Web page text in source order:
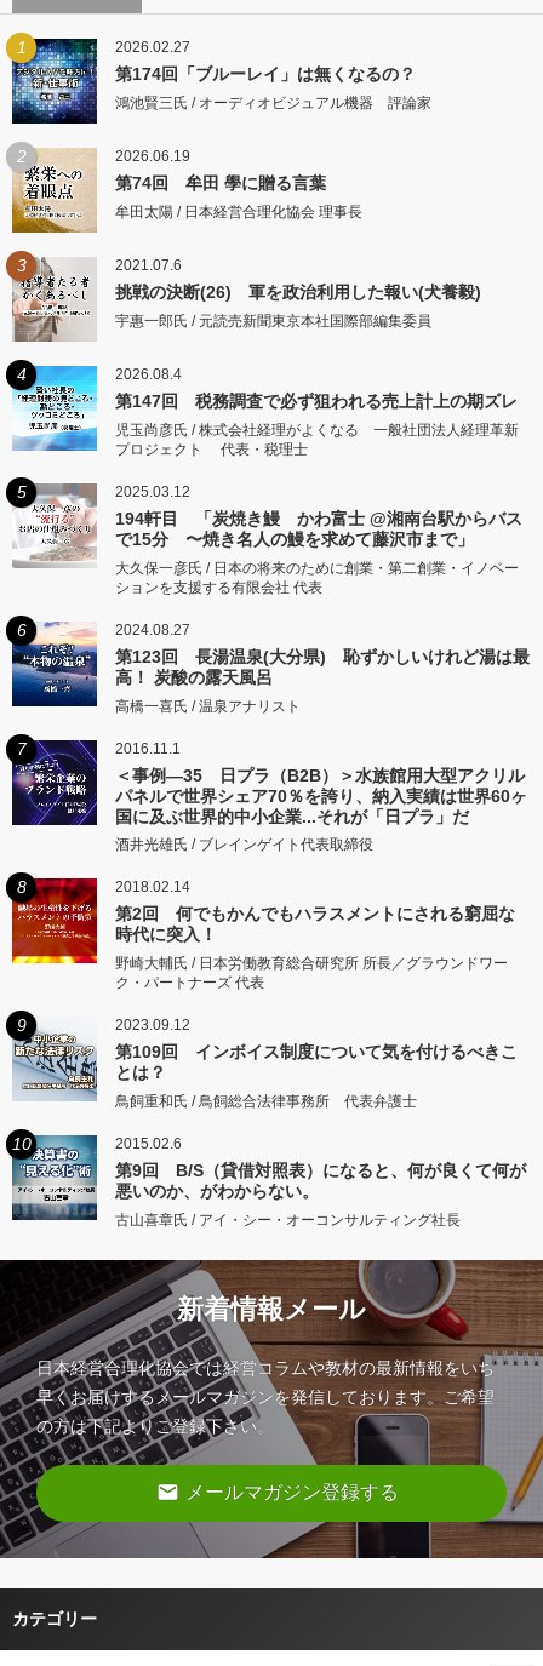
1 2026.02.27
第174回「ブルーレイ」は無くなるの？
鴻池賢三氏 / オーディオビジュアル機器 評論家
2 2026.06.19
第74回 牟田 學に贈る言葉
牟田太陽 / 日本経営合理化協会 理事長
3 2021.07.6
挑戦の決断(26) 軍を政治利用した報い(犬養毅)
宇惠一郎氏 / 元読売新聞東京本社国際部編集委員
4 2026.08.4
第147回 税務調査で必ず狙われる売上計上の期ズレ
児玉尚彦氏 / 株式会社経理がよくなる 一般社団法人経理革新
プロジェクト 代表・税理士
5 2025.03.12
194軒目 「炭焼き鰻 かわ富士 @湘南台駅からバス
で15分 〜焼き名人の鰻を求めて藤沢市まで」
大久保一彦氏 / 日本の将来のために創業・第二創業・イノベー
ションを支援する有限会社 代表
6 2024.08.27
第123回 長湯温泉(大分県) 恥ずかしいけれど湯は最
高！ 炭酸の露天風呂
高橋一喜氏 / 温泉アナリスト
7 2016.11.1
＜事例―35 日プラ（B2B）＞水族館用大型アクリル
パネルで世界シェア70％を誇り、納入実績は世界60ヶ
国に及ぶ世界的中小企業...それが「日プラ」だ
酒井光雄氏 / ブレインゲイト代表取締役
8 2018.02.14
第2回 何でもかんでもハラスメントにされる窮屈な
時代に突入！
野崎大輔氏 / 日本労働教育総合研究所 所長／グラウンドワー
ク・パートナーズ 代表
9 2023.09.12
第109回 インボイス制度について気を付けるべきこ
とは？
鳥飼重和氏 / 鳥飼総合法律事務所 代表弁護士
10 2015.02.6
第9回 B/S（貸借対照表）になると、何が良くて何が
悪いのか、がわからない。
古山喜章氏 / アイ・シー・オーコンサルティング社長
新着情報メール
日本経営合理化協会では経営コラムや教材の最新情報をいち
早くお届けするメールマガジンを発信しております。ご希望
の方は下記よりご登録下さい。
email メールマガジン登録する
カテゴリー